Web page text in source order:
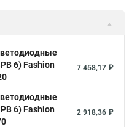
6) Fashion
7 458,17 ₽
6) Fashion
2 918,36 ₽